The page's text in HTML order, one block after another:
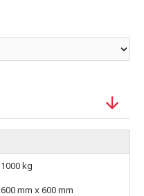
1000 kg
600 mm x 600 mm